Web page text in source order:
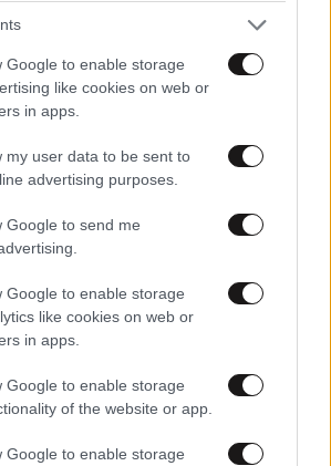
Google to enable storage
like cookies on web or
in apps.
my user data to be sent to
advertising purposes.
Google to send me
Google to enable storage
like cookies on web or
in apps.
Google to enable storage
of the website or app.
Google to enable storage
πρώτοι όλες τις ειδήσεις